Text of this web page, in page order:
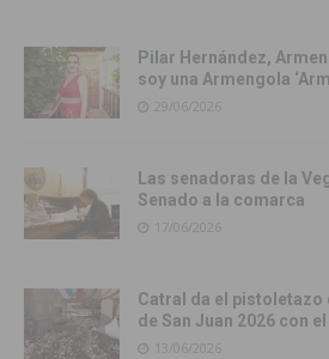
Pilar Hernández,
soy una Armengola
29/06/2026
Las senadoras de la
Senado a la comarca
17/06/2026
Catral da el pistoletazo
de San Juan 2026 con
13/06/2026